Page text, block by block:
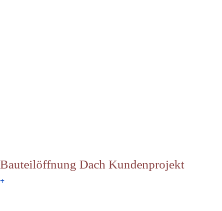
Bauteilöffnung Dach Kundenprojekt
+